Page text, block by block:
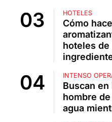
HOTELES
Cómo
hoteles
INTENSO
Buscan en
hombre
agua